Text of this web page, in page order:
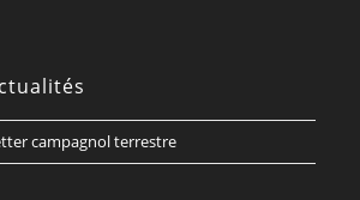
campagnol terrestre